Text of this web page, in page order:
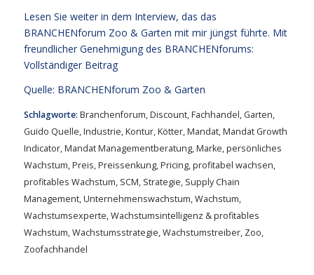
Lesen Sie weiter in dem Interview, das das
BRANCHENforum Zoo & Garten mit mir jüngst führte. Mit
freundlicher Genehmigung des BRANCHENforums:
Vollständiger Beitrag
Quelle: BRANCHENforum Zoo & Garten
Schlagworte: Branchenforum,Discount,Fachhandel, Garten,
Guido Quelle,Industrie,Kontur,Kötter,Mandat,Mandat Growth
Indicator,Mandat Managementberatung,Marke,persönliches
Wachstum,Preis,Preissenkung,Pricing,profitabel wachsen,
profitables Wachstum, SCM, Strategie, Supply Chain
Management,Unternehmenswachstum,Wachstum,
Wachstumsexperte,Wachstumsintelligenz & profitables
Wachstum,Wachstumsstrategie,Wachstumstreiber, Zoo,
Zoofachhandel